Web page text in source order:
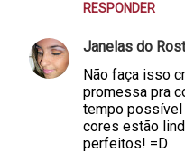
RESPONDER
Janelas do
Não faça isso
promessa pra
tempo possível
cores estão
perfeitos! =D